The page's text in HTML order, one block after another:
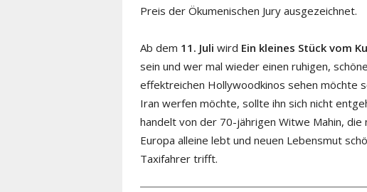
Preis der Ökumenischen Jury ausgezeichnet.
Ab dem 11. Juli wird Ein kleines Stück vom
sein und wer mal wieder einen ruhigen,
effektreichen Hollywoodkinos sehen möchte
Iran werfen möchte, sollte ihn sich nicht
handelt von der 70-jährigen Witwe Mahin,
Europa alleine lebt und neuen Lebensmut
Taxifahrer trifft.